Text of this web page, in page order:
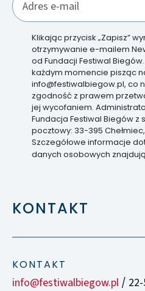
Klikając przycisk „Zapisz”
otrzymywanie e-mailem
od Fundacji Festiwal
każdym momencie pisząc
info@festiwalbiegow.pl, co
zgodność z prawem
jej wycofaniem.
Fundacja Festiwal Biegów z
pocztowy: 33-395 Chełmiec,
Szczegółowe informacje
danych osobowych
KONTAKT
KONTAKT
info@festiwalbiegow.pl /